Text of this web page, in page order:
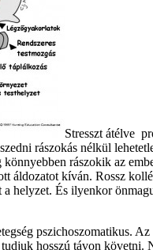
Stresszt átélve
rászokás nélkül
rászokik az
áldozatot kíván. Rossz
helyzet. És ilyenkor
pszichoszomatikus.
hosszú távon követni.